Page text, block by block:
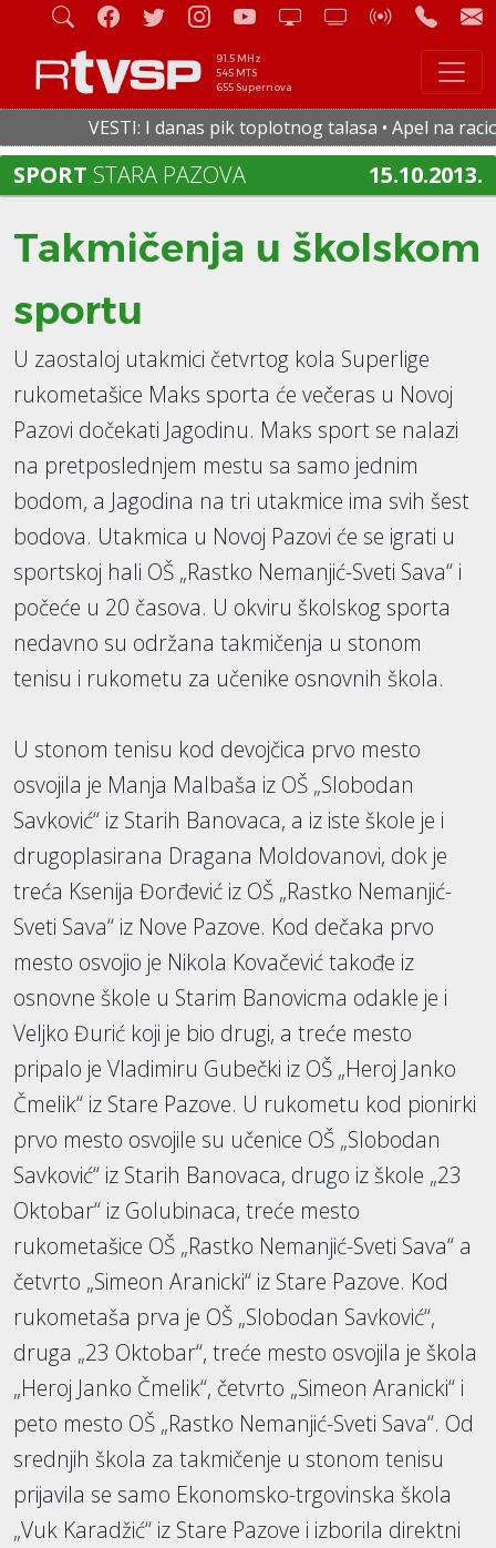
91.5 MHz
545 MTS
655 Supernova
VESTI: I danas pik toplotnog talasa • Apel na
SPORT STARA PAZOVA 15.10.2013.
Takmičenja u školskom
sportu
U zaostaloj utakmici četvrtog kola Superlige
rukometašice Maks sporta će večeras u Novoj
Pazovi dočekati Jagodinu. Maks sport se nalazi
na pretposlednjem mestu sa samo jednim
bodom, a Jagodina na tri utakmice ima svih šest
bodova. Utakmica u Novoj Pazovi će se igrati u
sportskoj hali OŠ „Rastko Nemanjić-Sveti Sava“ i
počeće u 20 časova. U okviru školskog sporta
nedavno su održana takmičenja u stonom
tenisu i rukometu za učenike osnovnih škola.
U stonom tenisu kod devojčica prvo mesto
osvojila je Manja Malbaša iz OŠ „Slobodan
Savković“ iz Starih Banovaca, a iz iste škole je i
drugoplasirana Dragana Moldovanovi, dok je
treća Ksenija Đorđević iz OŠ „Rastko Nemanjić-
Sveti Sava“ iz Nove Pazove. Kod dečaka prvo
mesto osvojio je Nikola Kovačević takođe iz
osnovne škole u Starim Banovicma odakle je i
Veljko Đurić koji je bio drugi, a treće mesto
pripalo je Vladimiru Gubečki iz OŠ „Heroj Janko
Čmelik“ iz Stare Pazove. U rukometu kod pionirki
prvo mesto osvojile su učenice OŠ „Slobodan
Savković“ iz Starih Banovaca, drugo iz škole „23
Oktobar“ iz Golubinaca, treće mesto
rukometašice OŠ „Rastko Nemanjić-Sveti Sava“ a
četvrto „Simeon Aranicki“ iz Stare Pazove. Kod
rukometaša prva je OŠ „Slobodan Savković“,
druga „23 Oktobar“, treće mesto osvojila je škola
„Heroj Janko Čmelik“, četvrto „Simeon Aranicki“ i
peto mesto OŠ „Rastko Nemanjić-Sveti Sava“. Od
srednjih škola za takmičenje u stonom tenisu
prijavila se samo Ekonomsko-trgovinska škola
„Vuk Karadžić“ iz Stare Pazove i izborila direktni